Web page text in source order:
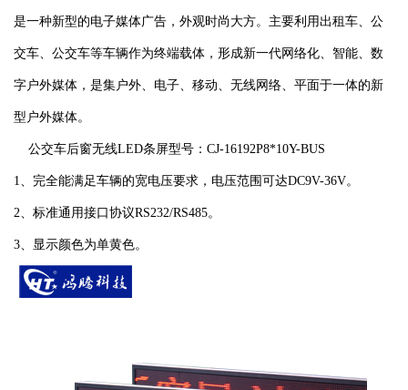
是一种新型的电子媒体广告，外观时尚大方。主要利用出租车、公
交车、公交车等车辆作为终端载体，形成新一代网络化、智能、数
字户外媒体，是集户外、电子、移动、无线网络、平面于一体的新
型户外媒体。
公交车后窗无线LED条屏型号：CJ-16192P8*10Y-BUS
1、完全能满足车辆的宽电压要求，电压范围可达DC9V-36V。
2、标准通用接口协议RS232/RS485。
3、显示颜色为单黄色。